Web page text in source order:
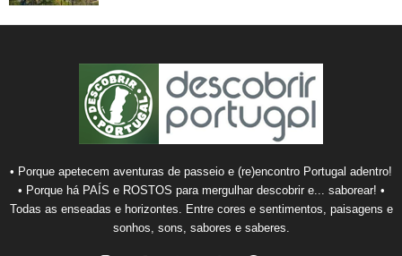
• Porque apetecem aventuras de passeio e (re)encontro Portugal adentro!
• Porque há PAÍS e ROSTOS para mergulhar descobrir e... saborear! •
Todas as enseadas e horizontes. Entre cores e sentimentos, paisagens e
sonhos, sons, sabores e saberes.